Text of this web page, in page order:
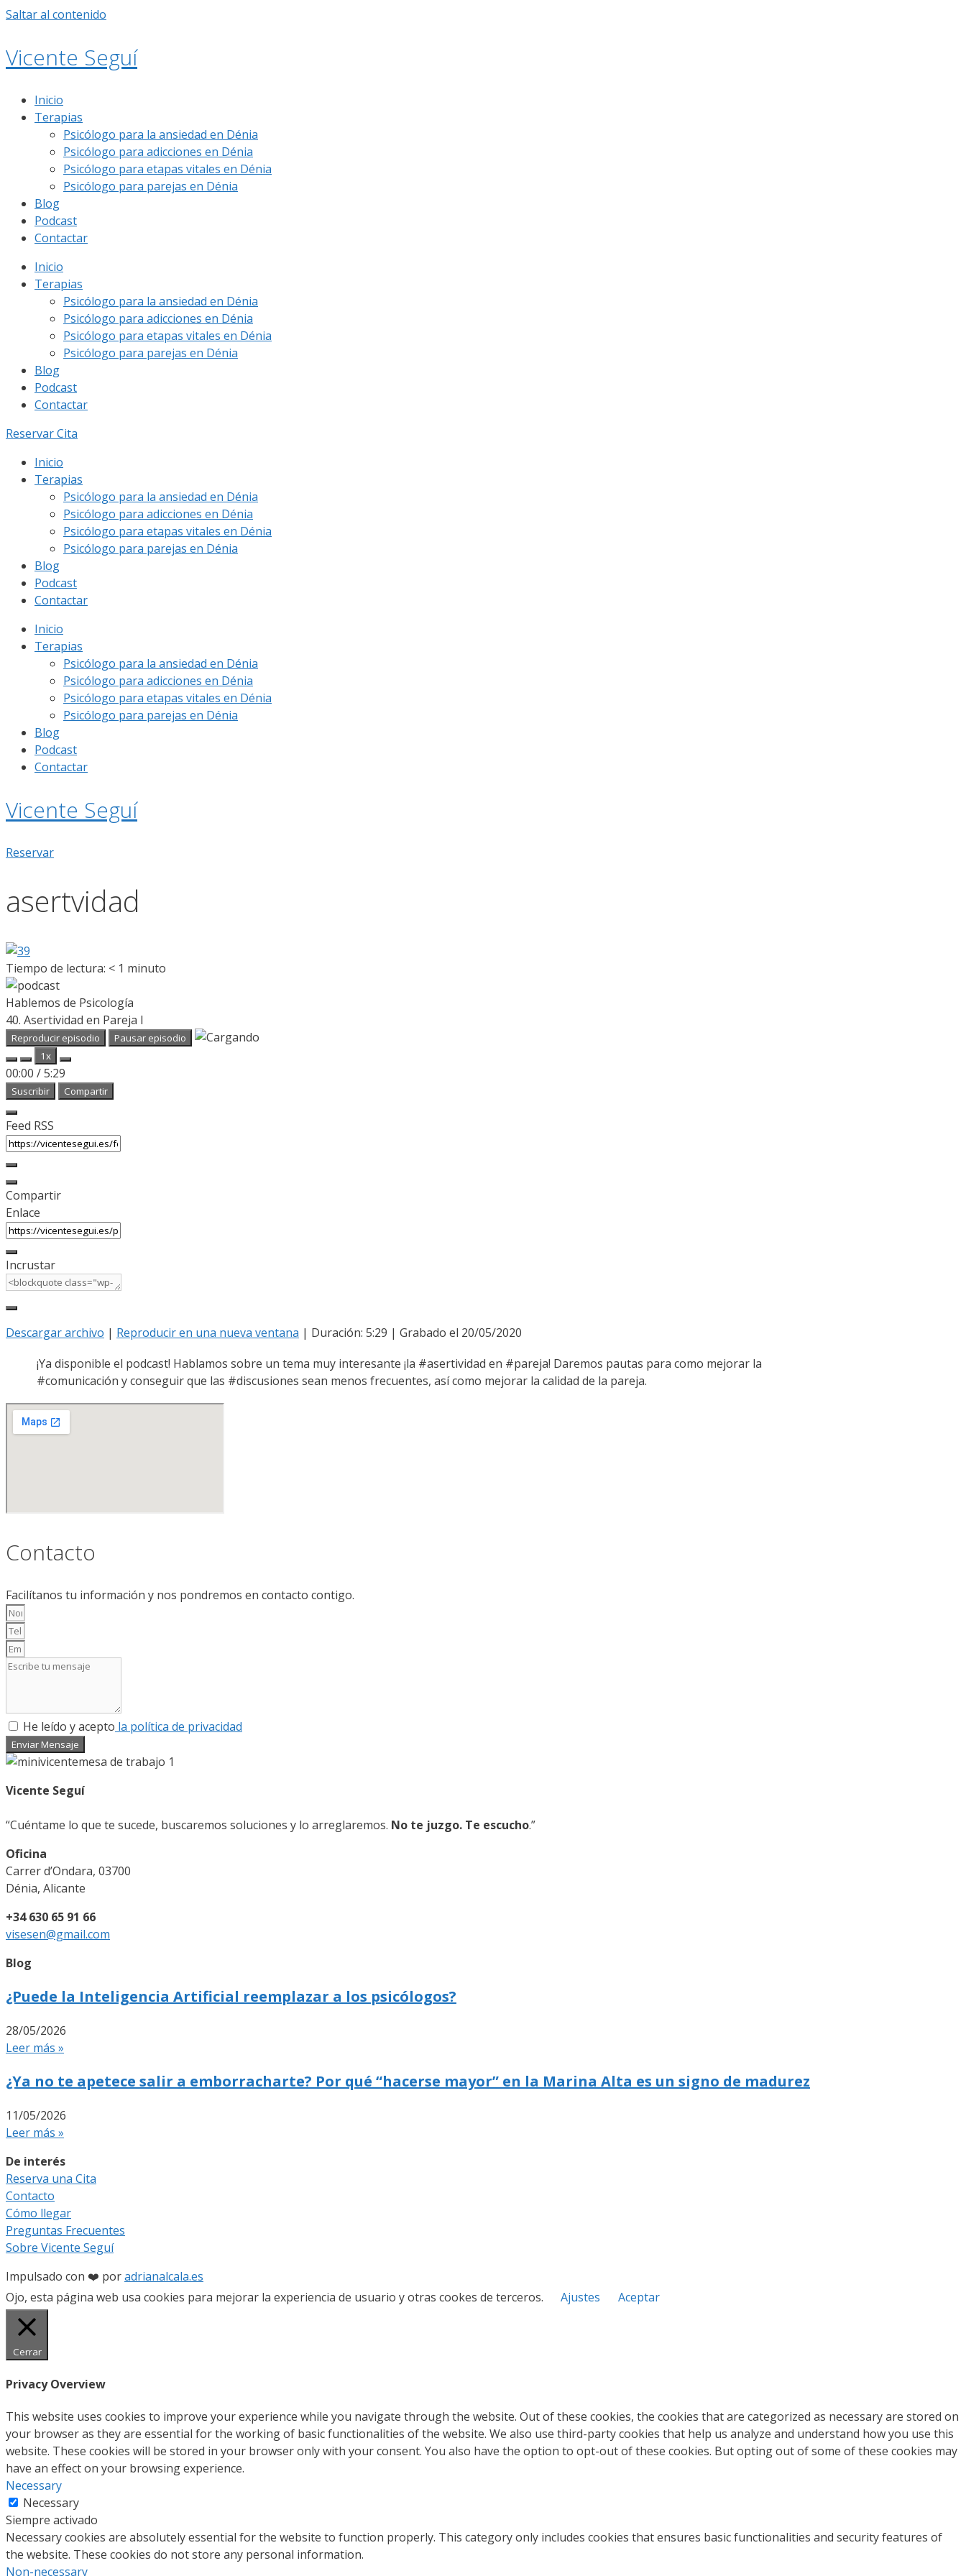
Saltar al contenido
Vicente Seguí
Inicio
Terapias
Psicólogo para la ansiedad en Dénia
Psicólogo para adicciones en Dénia
Psicólogo para etapas vitales en Dénia
Psicólogo para parejas en Dénia
Blog
Podcast
Contactar
Inicio
Terapias
Psicólogo para la ansiedad en Dénia
Psicólogo para adicciones en Dénia
Psicólogo para etapas vitales en Dénia
Psicólogo para parejas en Dénia
Blog
Podcast
Contactar
Reservar Cita
Inicio
Terapias
Psicólogo para la ansiedad en Dénia
Psicólogo para adicciones en Dénia
Psicólogo para etapas vitales en Dénia
Psicólogo para parejas en Dénia
Blog
Podcast
Contactar
Inicio
Terapias
Psicólogo para la ansiedad en Dénia
Psicólogo para adicciones en Dénia
Psicólogo para etapas vitales en Dénia
Psicólogo para parejas en Dénia
Blog
Podcast
Contactar
Vicente Seguí
Reservar
asertvidad
Tiempo de lectura: < 1 minuto
Hablemos de Psicología
40. Asertividad en Pareja I
Reproducir episodio
Pausar episodio
1x
00:00 /5:29
Suscribir Compartir
Feed RSS
Compartir
Enlace
Incrustar
Descargar archivo | Reproducir en una nueva ventana | Duración: 5:29 | Grabado el 20/05/2020
¡Ya disponible el podcast! Hablamos sobre un tema muy interesante ¡la #asertividad en #pareja! Daremos pautas para como mejorar la
#comunicación y conseguir que las #discusiones sean menos frecuentes, así como mejorar la calidad de la pareja.
Contacto
Facilítanos tu información y nos pondremos en contacto contigo.
He leído y acepto la política de privacidad
Enviar Mensaje
Vicente Seguí
“Cuéntame lo que te sucede, buscaremos soluciones y lo arreglaremos. No te juzgo. Te escucho.”
Oficina
Carrer d’Ondara, 03700
Dénia, Alicante
+34 630 65 91 66
visesen@gmail.com
Blog
¿Puede la Inteligencia Artificial reemplazar a los psicólogos?
28/05/2026
Leer más »
¿Ya no te apetece salir a emborracharte? Por qué “hacerse mayor” en la Marina Alta es un signo de madurez
11/05/2026
Leer más »
De interés
Reserva una Cita
Contacto
Cómo llegar
Preguntas Frecuentes
Sobre Vicente Seguí
Impulsado con ❤️ poradrianalcala.es
Ojo, esta página web usa cookies para mejorar la experiencia de usuario y otras cookes de terceros.
Ajustes Aceptar
Cerrar
Privacy Overview
This website uses cookies to improve your experience while you navigate through the website. Out of these cookies, the cookies that are categorized as necessary are stored on
your browser as they are essential for the working of basic functionalities of the website. We also use third-party cookies that help us analyze and understand how you use this
website. These cookies will be stored in your browser only with your consent. You also have the option to opt-out of these cookies. But opting out of some of these cookies may
have an effect on your browsing experience.
Necessary
Necessary
Siempre activado
Necessary cookies are absolutely essential for the website to function properly. This category only includes cookies that ensures basic functionalities and security features of
the website. These cookies do not store any personal information.
Non-necessary